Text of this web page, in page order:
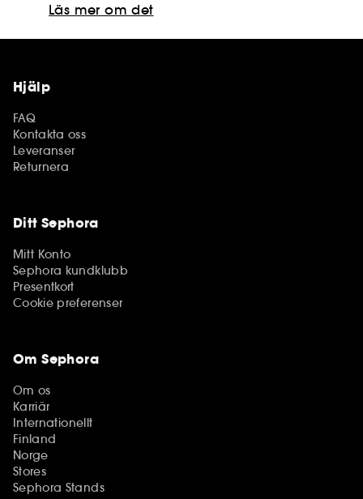
Läs mer om det
Hjälp
FAQ
Kontakta oss
Leveranser
Returnera
Ditt Sephora
Mitt Konto
Sephora kundklubb
Presentkort
Cookie preferenser
Om Sephora
Om os
Karriär
Internationellt
Finland
Norge
Stores
Sephora Stands